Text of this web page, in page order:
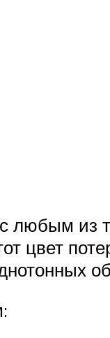
с любым
цвет